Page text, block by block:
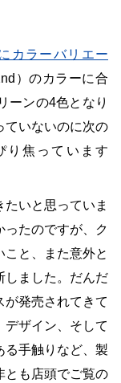
カラーバリエー
）のカラーに合
ーンの4色となり
ていないのに次の
り焦っています
たいと思っていま
ったのですが、ク
こと、また意外と
しました。だんだ
が発売されてきて
デザイン、そして
る手触りなど、製
とも店頭でご覧の